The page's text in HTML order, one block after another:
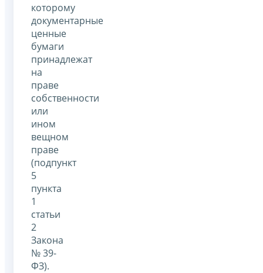
которому
документарные
ценные
бумаги
принадлежат
на
праве
собственности
или
ином
вещном
праве
(подпункт
5
пункта
1
статьи
2
Закона
№ 39-
ФЗ).